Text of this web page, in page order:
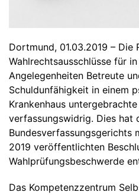
Dortmund, 01.03.2019 – Die
Wahlrechtsausschlüsse für
Angelegenheiten Betreute
Schuldunfähigkeit in einem
Krankenhaus
verfassungswidrig. Dies hat
Bundesverfassungsgerichts
2019 veröffentlichten
Wahlprüfungsbeschwerde
Das Kompetenzzentrum